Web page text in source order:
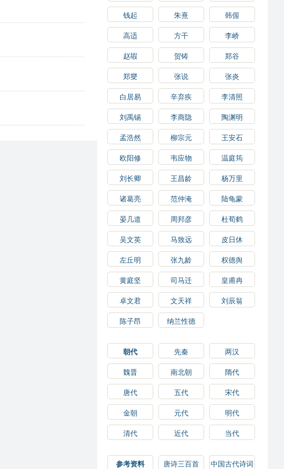
钱起
朱熹
韩偓
高适
方干
李峤
赵嘏
贺铸
郑谷
郑燮
张说
张炎
白居易
辛弃疾
李清照
刘禹锡
李商隐
陶渊明
孟浩然
柳宗元
王安石
欧阳修
韦应物
温庭筠
刘长卿
王昌龄
杨万里
诸葛亮
范仲淹
陆龟蒙
晏几道
周邦彦
杜荀鹤
吴文英
马致远
皮日休
左丘明
张九龄
权德舆
黄庭坚
司马迁
皇甫冉
卓文君
文天祥
刘辰翁
陈子昂
纳兰性德
朝代 先秦
两汉
魏晋
南北朝
隋代
唐代
五代
宋代
金朝
元代
明代
清代
近代 当代
参考资料 唐诗三百首
中国古代诗词